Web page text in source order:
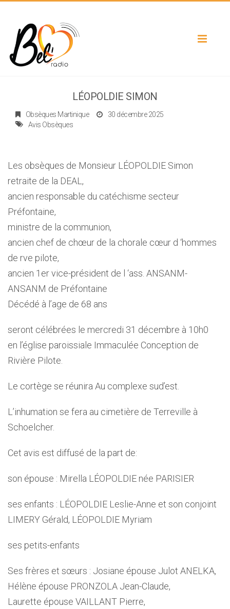
Toggle
LÉOPOLDIE SIMON
Obsèques Martinique
30 décembre 2025
Avis Obsèques
Les obsèques de Monsieur LÉOPOLDIE Simon
retraite de la DEAL,
ancien responsable du catéchisme secteur
Préfontaine,
ministre de la communion,
ancien chef de chœur de la chorale cœur d ‘hommes
de rve pilote,
ancien 1er vice-président de l ‘ass. ANSANM-
ANSANM de Préfontaine
Décédé à l’age de 68 ans
seront célébrées le mercredi 31 décembre à 10h0
en l’église paroissiale Immaculée Conception de
Rivière Pilote.
Le cortège se réunira Au complexe sud’est.
L’inhumation se fera au cimetière de Terreville à
Schoelcher.
Cet avis est diffusé de la part de:
son épouse : Mirella LÉOPOLDIE née PARISIER
ses enfants : LÉOPOLDIE Leslie-Anne et son conjoint
LIMERY Gérald, LÉOPOLDIE Myriam
ses petits-enfants
Ses frères et sœurs : Josiane épouse Julot ANELKA,
Hélène épouse PRONZOLA Jean-Claude,
Laurette épouse VAILLANT Pierre,